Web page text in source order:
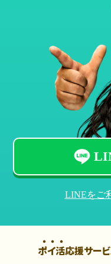
LINEをご
ポイ活応援サー